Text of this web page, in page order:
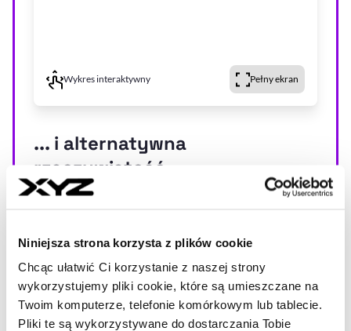
Niniejsza strona korzysta z plików cookie
Chcąc ułatwić Ci korzystanie z naszej strony
wykorzystujemy pliki cookie, które są umieszczane na
Twoim komputerze, telefonie komórkowym lub tablecie.
Pliki te są wykorzystywane do dostarczania Tobie
Wykres interaktywny Pełny ekran
... i alternatywna
rzeczywistość
masowego exodusu na ryczałt. Poniżej
pokazuję potencjalne kwoty przy założeniu
utrzymania się wpływów z daniny w relacji do
PKB z 2022 r. Szacować można, że ubytek